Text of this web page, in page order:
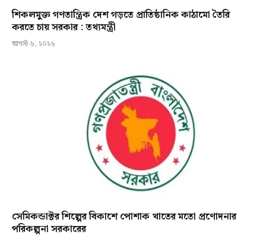
শিকলমুক্ত গণতান্ত্রিক দেশ গড়তে প্রাতিষ্ঠানিক কাঠামো তৈরি
করতে চায় সরকার : তথ্যমন্ত্রী
আগস্ট ৬, ২০২৬
সেমিকন্ডাক্টর শিল্পের বিকাশে পোশাক খাতের মতো প্রণোদনার
পরিকল্পনা সরকারের